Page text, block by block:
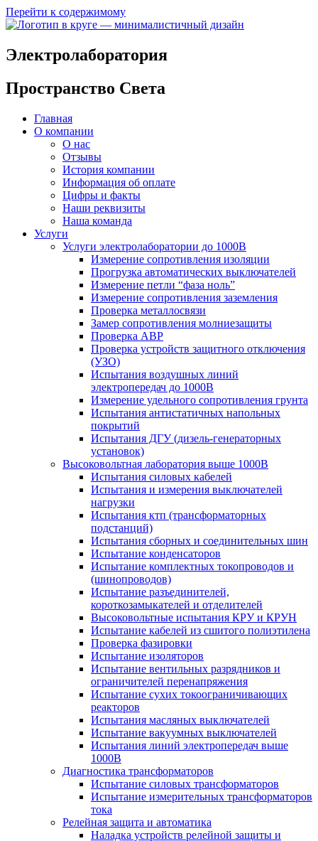
Перейти к содержимому
Электролаборатория
Пространство Света
Главная
О компании
О нас
Отзывы
История компании
Информация об оплате
Цифры и факты
Наши реквизиты
Наша команда
Услуги
Услуги электролаборатории до 1000В
Измерение сопротивления изоляции
Прогрузка автоматических выключателей
Измерение петли “фаза ноль”
Измерение сопротивления заземления
Проверка металлосвязи
Замер сопротивления молниезащиты
Проверка АВР
Проверка устройств защитного отключения
(УЗО)
Испытания воздушных линий
электропередач до 1000В
Измерение удельного сопротивления грунта
Испытания антистатичных напольных
покрытий
Испытания ДГУ (дизель-генераторных
установок)
Высоковольтная лаборатория выше 1000В
Испытания силовых кабелей
Испытания и измерения выключателей
нагрузки
Испытания ктп (трансформаторных
подстанций)
Испытания сборных и соединительных шин
Испытание конденсаторов
Испытание комплектных токопроводов и
(шинопроводов)
Испытание разъединителей,
короткозамыкателей и отделителей
Высоковольтные испытания КРУ и КРУН
Испытание кабелей из сшитого полиэтилена
Проверка фазировки
Испытание изоляторов
Испытание вентильных разрядников и
ограничителей перенапряжения
Испытание сухих токоограничивающих
реакторов
Испытания масляных выключателей
Испытание вакуумных выключателей
Испытания линий электропередач выше
1000В
Диагностика трансформаторов
Испытание силовых трансформаторов
Испытание измерительных трансформаторов
тока
Релейная защита и автоматика
Наладка устройств релейной защиты и